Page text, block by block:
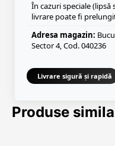
În cazuri speciale
livrare poate fi
Adresa magazin:
Sector 4, Cod. 040236
Livrare sigură și rapidă
Produse